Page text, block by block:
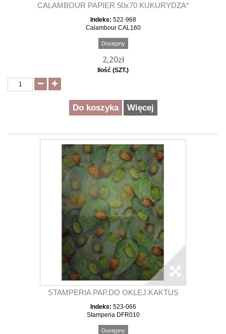
CALAMBOUR PAPIER 50x70 KUKURYDZA*
Indeks: 522-968
Calambour CAL160
Dostępny
2,20zł
Ilość (SZT.)
Do koszyka Więcej
STAMPERIA PAP.DO OKLEJ.KAKTUS
Indeks: 523-066
Stamperia DFR010
Dostępny